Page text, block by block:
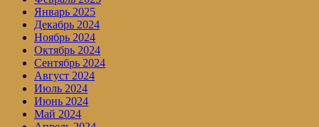
Январь 2025
Декабрь 2024
Ноябрь 2024
Октябрь 2024
Сентябрь 2024
Август 2024
Июль 2024
Июнь 2024
Май 2024